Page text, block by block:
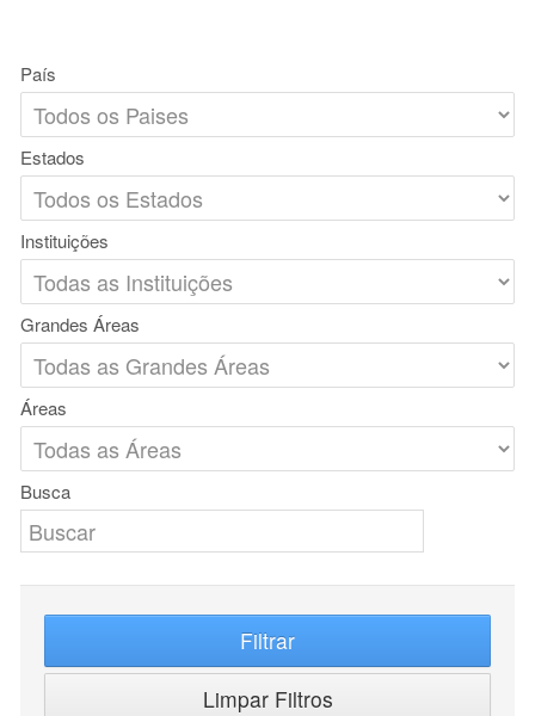
País
Estados
Instituições
Grandes Áreas
Áreas
Busca
Filtrar
Limpar Filtros